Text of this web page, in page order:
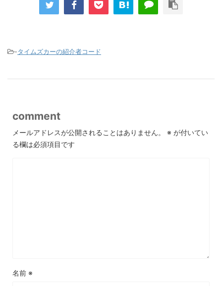
-タイムズカーの紹介者コード
comment
メールアドレスが公開されることはありません。 ※ が付いてい
る欄は必須項目です
名前 ※